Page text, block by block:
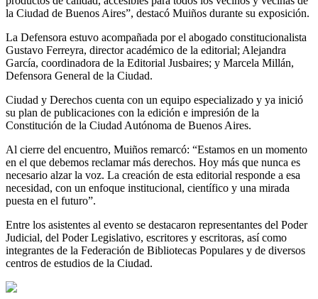
la Ciudad de Buenos Aires”, destacó Muiños durante su exposición.
La Defensora estuvo acompañada por el abogado constitucionalista
Gustavo Ferreyra, director académico de la editorial; Alejandra
García, coordinadora de la Editorial Jusbaires; y Marcela Millán,
Defensora General de la Ciudad.
Ciudad y Derechos cuenta con un equipo especializado y ya inició
su plan de publicaciones con la edición e impresión de la
Constitución de la Ciudad Autónoma de Buenos Aires.
Al cierre del encuentro, Muiños remarcó: “Estamos en un momento
en el que debemos reclamar más derechos. Hoy más que nunca es
necesario alzar la voz. La creación de esta editorial responde a esa
necesidad, con un enfoque institucional, científico y una mirada
puesta en el futuro”.
Entre los asistentes al evento se destacaron representantes del Poder
Judicial, del Poder Legislativo, escritores y escritoras, así como
integrantes de la Federación de Bibliotecas Populares y de diversos
centros de estudios de la Ciudad.